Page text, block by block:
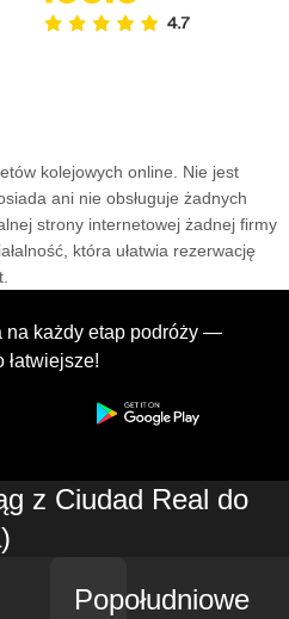
kolejowych online. Nie jest
ani nie obsługuje żadnych
strony internetowej żadnej firmy
która ułatwia rezerwację
na każdy etap podróży —
łatwiejsze!
z Ciudad Real do
Popołudniowe